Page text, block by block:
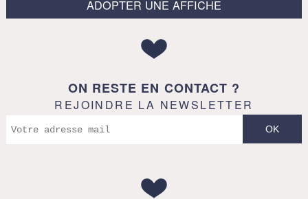
ADOPTER UNE AFFICHE
ON RESTE EN CONTACT ?
REJOINDRE LA NEWSLETTER